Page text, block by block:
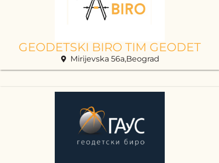
GEODETSKI BIRO TIM GEODET
Mirijevska 56a,Beograd